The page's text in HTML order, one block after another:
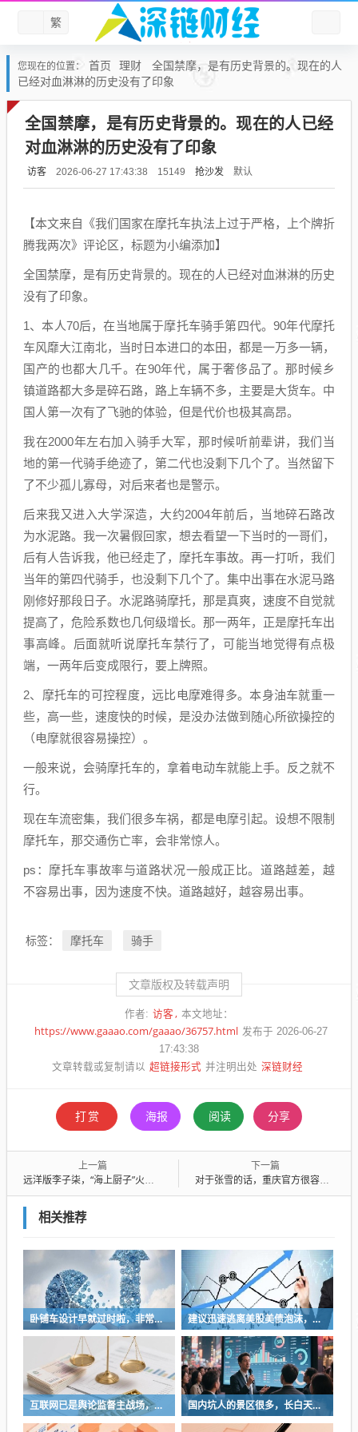
繁
您现在的位置： 首页 理财
全国禁摩，是有历史背景的。现在的人
已经对血淋淋的历史没有了印象
全国禁摩，是有历史背景的。现在的人已经
对血淋淋的历史没有了印象
访客 2026-06-27 17:43:38 15149 抢沙发 默认
【本文来自《我们国家在摩托车执法上过于严格，上个牌折
腾我两次》评论区，标题为小编添加】
全国禁摩，是有历史背景的。现在的人已经对血淋淋的历史
没有了印象。
1、本人70后，在当地属于摩托车骑手第四代。90年代摩托
车风靡大江南北，当时日本进口的本田，都是一万多一辆，
国产的也都大几千。在90年代，属于奢侈品了。那时候乡
镇道路都大多是碎石路，路上车辆不多，主要是大货车。中
国人第一次有了飞驰的体验，但是代价也极其高昂。
我在2000年左右加入骑手大军，那时候听前辈讲，我们当
地的第一代骑手绝迹了，第二代也没剩下几个了。当然留下
了不少孤儿寡母，对后来者也是警示。
后来我又进入大学深造，大约2004年前后，当地碎石路改
为水泥路。我一次暑假回家，想去看望一下当时的一哥们，
后有人告诉我，他已经走了，摩托车事故。再一打听，我们
当年的第四代骑手，也没剩下几个了。集中出事在水泥马路
刚修好那段日子。水泥路骑摩托，那是真爽，速度不自觉就
提高了，危险系数也几何级增长。那一两年，正是摩托车出
事高峰。后面就听说摩托车禁行了，可能当地觉得有点极
端，一两年后变成限行，要上牌照。
2、摩托车的可控程度，远比电摩难得多。本身油车就重一
些，高一些，速度快的时候，是没办法做到随心所欲操控的
（电摩就很容易操控）。
一般来说，会骑摩托车的，拿着电动车就能上手。反之就不
行。
现在车流密集，我们很多车祸，都是电摩引起。设想不限制
摩托车，那交通伤亡率，会非常惊人。
ps：摩托车事故率与道路状况一般成正比。道路越差，越
不容易出事，因为速度不快。道路越好，越容易出事。
标签： 摩托车 骑手
文章版权及转载声明
作者: 访客 本文地址：
https://www.gaaao.com/gaaao/36757.html 发布于 2026-06-27
17:43:38
文章转载或复制请以 超链接形式 并注明出处 深链财经
打赏 海报 阅读 分享
上一篇
远洋版李子柒，“海上厨子”火成真人海绵宝宝
下一篇
对于张雪的话，重庆官方很容易回应
相关推荐
卧铺车设计早就过时啦，非常不具备人性化 建议迅速逃离美股美债泡沫，AI正加速而非延缓其泡沫破裂
互联网已是舆论监督主战场，让我们用这五点珍惜它 国内坑人的景区很多，长白天池只是其中被坑印象最深的那一个